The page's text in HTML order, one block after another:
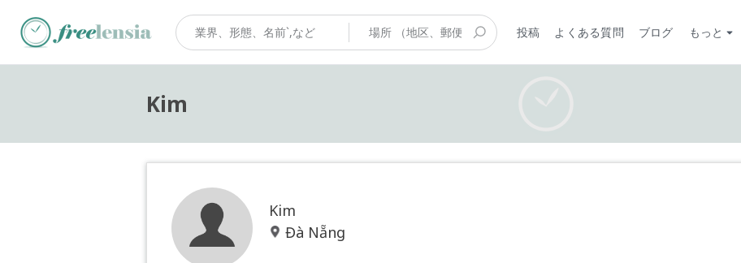
投稿 よくある質問 ブログ もっと
Kim
Kim
Đà Nẵng